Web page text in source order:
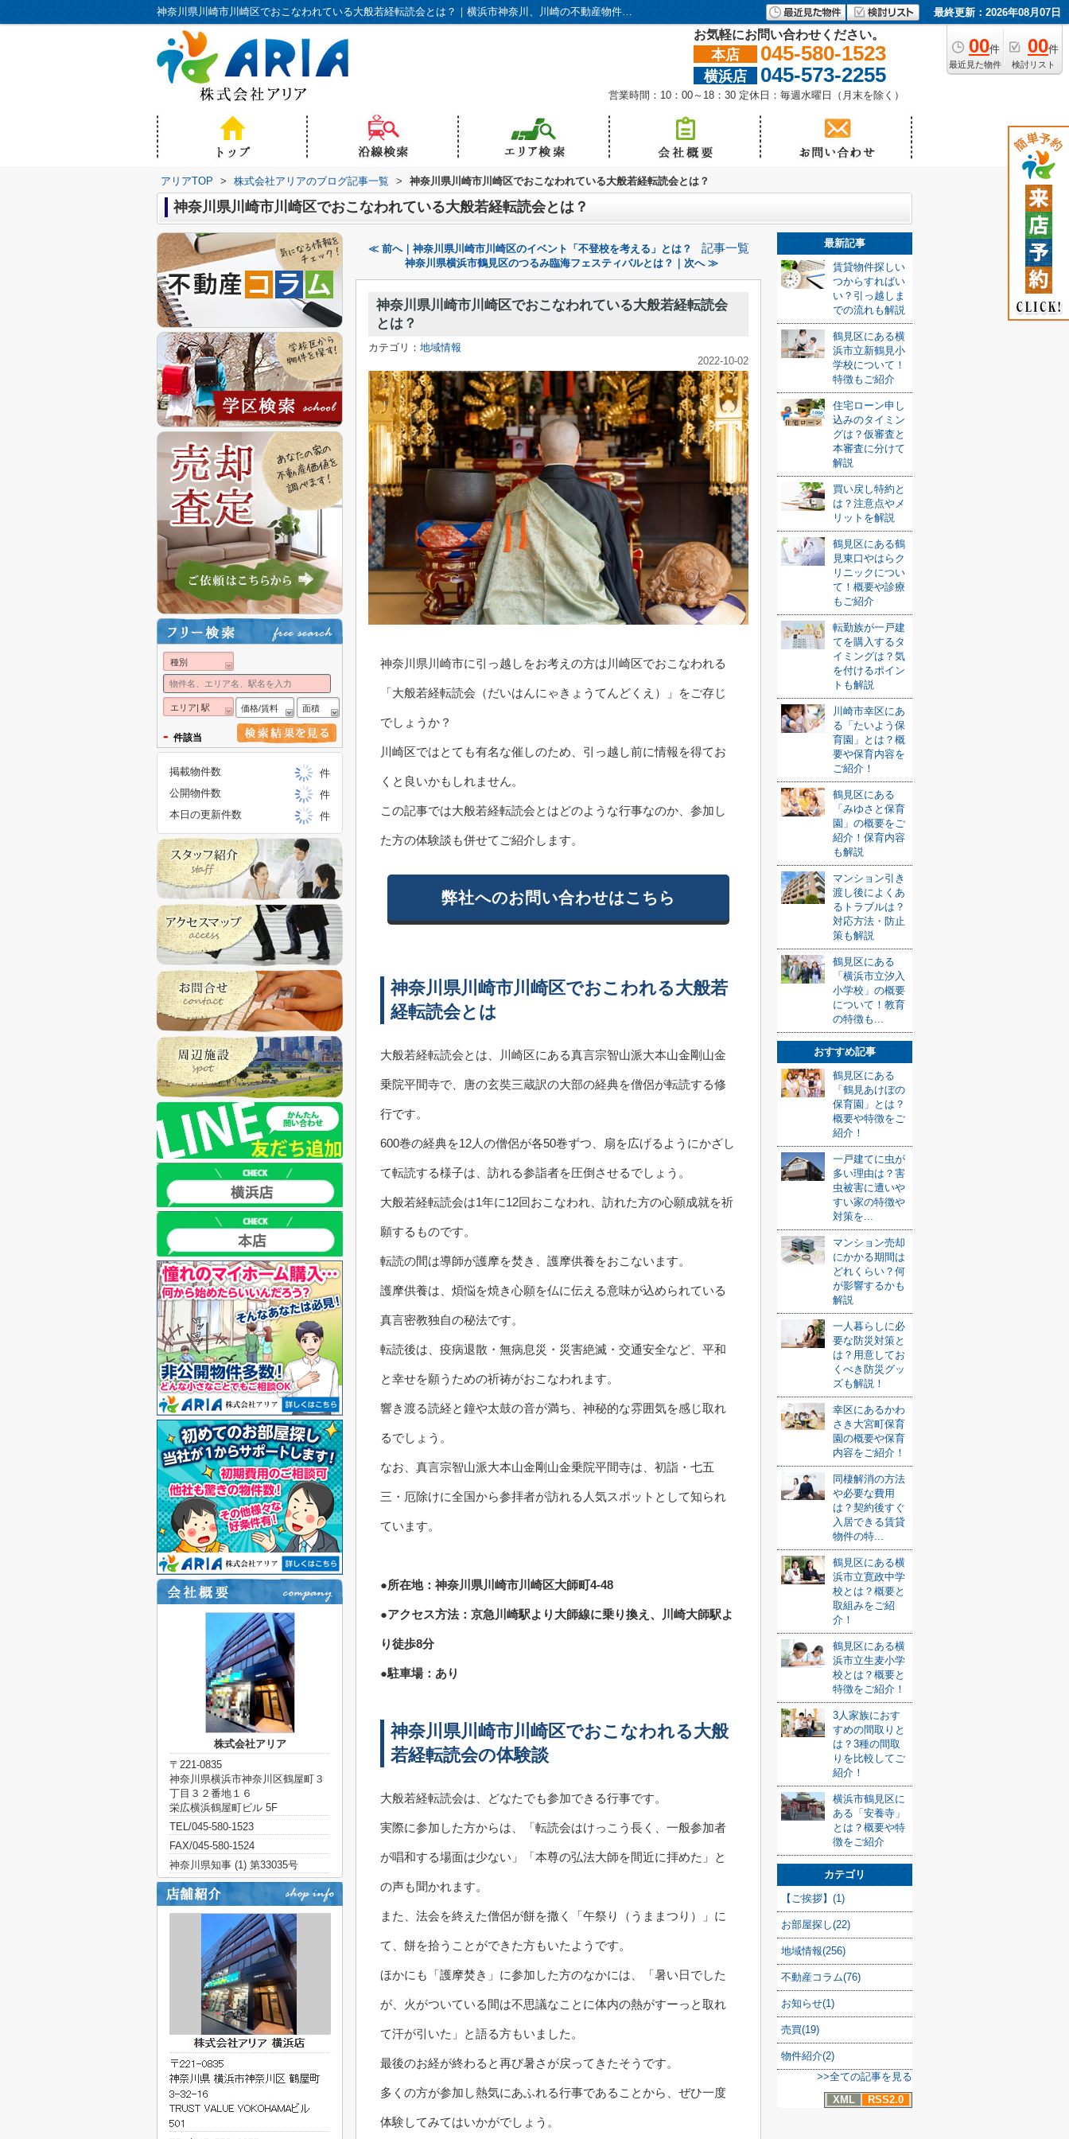
神奈川県川崎市川崎区でおこなわれている大般若経転読会とは？｜横浜市神奈川、川崎の不動産物件ならアリアにおまかせください！ 最終更新：2026年08月07日
00件
最近見た物件
00件
検討リスト
お気軽にお問い合わせください。
本店 045-580-1523
横浜店 045-573-2255
営業時間：10：00～18：30 定休日：毎週水曜日（月末を除く）
アリアTOP > 株式会社アリアのブログ記事一覧 > 神奈川県川崎市川崎区でおこなわれている大般若経転読会とは？
神奈川県川崎市川崎区でおこなわれている大般若経転読会とは？
≪ 前へ｜神奈川県川崎市川崎区のイベント「不登校を考える」とは？ 記事一覧
神奈川県横浜市鶴見区のつるみ臨海フェスティバルとは？｜次へ ≫
神奈川県川崎市川崎区でおこなわれている大般若経転読会
とは？
カテゴリ： 地域情報
2022-10-02
神奈川県川崎市に引っ越しをお考えの方は川崎区でおこなわれる
「大般若経転読会（だいはんにゃきょうてんどくえ）」をご存じ
でしょうか？
川崎区ではとても有名な催しのため、引っ越し前に情報を得てお
くと良いかもしれません。
この記事では大般若経転読会とはどのような行事なのか、参加し
た方の体験談も併せてご紹介します。
弊社へのお問い合わせはこちら
神奈川県川崎市川崎区でおこわれる大般若
経転読会とは
大般若経転読会とは、川崎区にある真言宗智山派大本山金剛山金
乗院平間寺で、唐の玄奘三蔵訳の大部の経典を僧侶が転読する修
行です。
600巻の経典を12人の僧侶が各50巻ずつ、扇を広げるようにかざし
て転読する様子は、訪れる参詣者を圧倒させるでしょう。
大般若経転読会は1年に12回おこなわれ、訪れた方の心願成就を祈
願するものです。
転読の間は導師が護摩を焚き、護摩供養をおこないます。
護摩供養は、煩悩を焼き心願を仏に伝える意味が込められている
真言密教独自の秘法です。
転読後は、疫病退散・無病息災・災害絶滅・交通安全など、平和
と幸せを願うための祈祷がおこなわれます。
響き渡る読経と鐘や太鼓の音が満ち、神秘的な雰囲気を感じ取れ
るでしょう。
なお、真言宗智山派大本山金剛山金乗院平間寺は、初詣・七五
三・厄除けに全国から参拝者が訪れる人気スポットとして知られ
ています。
●所在地：神奈川県川崎市川崎区大師町4-48
●アクセス方法：京急川崎駅より大師線に乗り換え、川崎大師駅よ
り徒歩8分
●駐車場：あり
神奈川県川崎市川崎区でおこなわれる大般
若経転読会の体験談
大般若経転読会は、どなたでも参加できる行事です。
実際に参加した方からは、「転読会はけっこう長く、一般参加者
が唱和する場面は少ない」「本尊の弘法大師を間近に拝めた」と
の声も聞かれます。
また、法会を終えた僧侶が餅を撒く「午祭り（うままつり）」に
て、餅を拾うことができた方もいたようです。
ほかにも「護摩焚き」に参加した方のなかには、「暑い日でした
が、火がついている間は不思議なことに体内の熱がすーっと取れ
て汗が引いた」と語る方もいました。
最後のお経が終わると再び暑さが戻ってきたそうです。
多くの方が参加し熱気にあふれる行事であることから、ぜひ一度
体験してみてはいかがでしょう。
最新記事
賃貸物件探しい
つからすればい
い？引っ越しま
での流れも解説
鶴見区にある横
浜市立新鶴見小
学校について！
特徴もご紹介
住宅ローン申し
込みのタイミン
グは？仮審査と
本審査に分けて
解説
買い戻し特約と
は？注意点やメ
リットを解説
鶴見区にある鶴
見東口やはらク
リニックについ
て！概要や診療
もご紹介
転勤族が一戸建
てを購入するタ
イミングは？気
を付けるポイン
トも解説
川崎市幸区にあ
る「たいよう保
育園」とは？概
要や保育内容を
ご紹介！
鶴見区にある
「みゆさと保育
園」の概要をご
紹介！保育内容
も解説
マンション引き
渡し後によくあ
るトラブルは？
対応方法・防止
策も解説
鶴見区にある
「横浜市立汐入
小学校」の概要
について！教育
の特徴も...
おすすめ記事
鶴見区にある
「鶴見あけぼの
保育園」とは？
概要や特徴をご
紹介！
一戸建てに虫が
多い理由は？害
虫被害に遭いや
すい家の特徴や
対策を...
マンション売却
にかかる期間は
どれくらい？何
が影響するかも
解説
一人暮らしに必
要な防災対策と
は？用意してお
くべき防災グッ
ズも解説！
幸区にあるかわ
さき大宮町保育
園の概要や保育
内容をご紹介！
同棲解消の方法
や必要な費用
は？契約後すぐ
入居できる賃貸
物件の特...
鶴見区にある横
浜市立寛政中学
校とは？概要と
取組みをご紹
介！
鶴見区にある横
浜市立生麦小学
校とは？概要と
特徴をご紹介！
3人家族におす
すめの間取りと
は？3種の間取
りを比較してご
紹介！
横浜市鶴見区に
ある「安養寺」
とは？概要や特
徴をご紹介
カテゴリ
【ご挨拶】(1)
お部屋探し(22)
地域情報(256)
不動産コラム(76)
お知らせ(1)
売買(19)
物件紹介(2)
>>全ての記事を見る
XML
RSS2.0
種別
エリア| 駅 価格/賃料 面積
- 件該当
掲載物件数
件
公開物件数
件
本日の更新件数
件
株式会社アリア
〒221-0835
神奈川県横浜市神奈川区鶴屋町３
丁目３２番地１６
栄広横浜鶴屋町ビル 5F
TEL/045-580-1523
FAX/045-580-1524
神奈川県知事 (1) 第33035号